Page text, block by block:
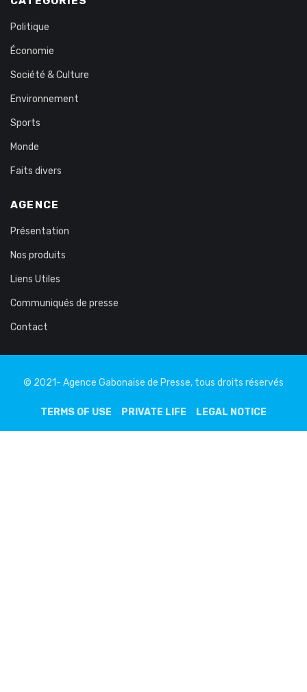
Politique
Économie
Société & Culture
Environnement
Sports
Monde
Faits divers
AGENCE
Présentation
Nos produits
Liens Utiles
Communiqués de presse
Contact
© 2021- Agence Gabonaise de Presse, tous droits réservés
TERMS OF USE PRIVATE LIFE LEGAL NOTICE